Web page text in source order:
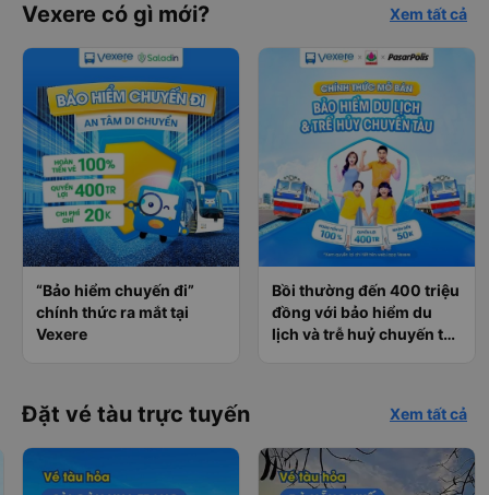
Vexere có gì mới? Xem tất cả
“Bảo hiểm chuyến đi”
chính thức ra mắt tại
Vexere
Bồi thường đến 400 triệu
đồng với bảo hiểm du
lịch và trễ huỷ chuyến tàu
Đặt vé tàu trực tuyến Xem tất cả